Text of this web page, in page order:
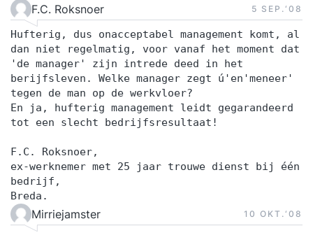
F.C. Roksnoer 5 SEP.‘08
Hufterig, dus onacceptabel management komt, al
dan niet regelmatig, voor vanaf het moment dat
'de manager' zijn intrede deed in het
berijfsleven. Welke manager zegt ú'en'meneer'
tegen de man op de werkvloer?
En ja, hufterig management leidt gegarandeerd
tot een slecht bedrijfsresultaat!
F.C. Roksnoer,
ex-werknemer met 25 jaar trouwe dienst bij één
bedrijf,
Breda.
Mirriejamster 10 OKT.‘08